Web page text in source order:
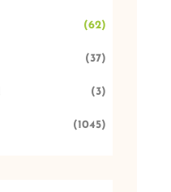
(62)
(37)
(3)
(1045)